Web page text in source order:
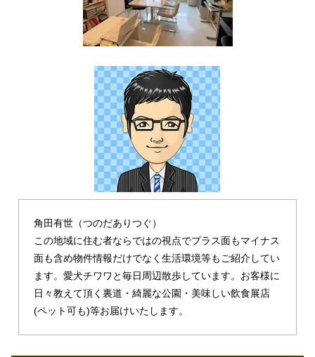
角田有世（つのだありつぐ）
この地域に住む者ならではの視点でプラス面もマイナス
面も含め物件情報だけでなく生活環境等もご紹介してい
ます。愛犬チワワと毎日周辺散歩しています。お客様に
日々教えて頂く裏道・綺麗な公園・美味しい飲食展店
(ペット可も)等お届けいたします。